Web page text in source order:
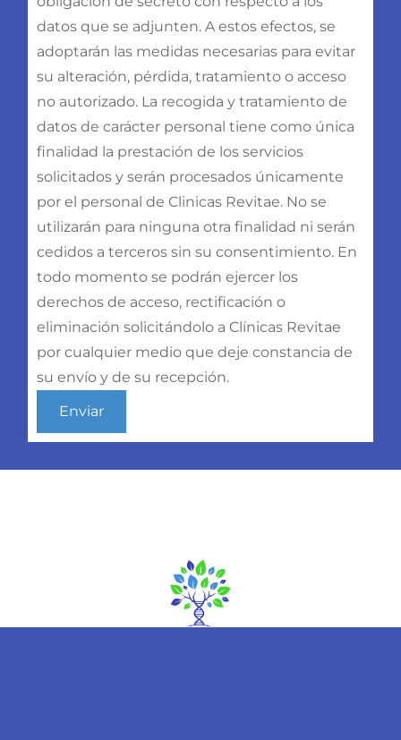
datos que se adjunten. A estos efectos, se
adoptarán las medidas necesarias para evitar
su alteración, pérdida, tratamiento o acceso
no autorizado. La recogida y tratamiento de
datos de carácter personal tiene como única
finalidad la prestación de los servicios
solicitados y serán procesados únicamente
por el personal de Clinicas Revitae. No se
utilizarán para ninguna otra finalidad ni serán
cedidos a terceros sin su consentimiento. En
todo momento se podrán ejercer los
derechos de acceso, rectificación o
eliminación solicitándolo a Clínicas Revitae
por cualquier medio que deje constancia de
su envío y de su recepción.